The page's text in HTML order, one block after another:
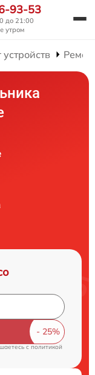
93-53
до 21:00
утром
устройств
cполитикой